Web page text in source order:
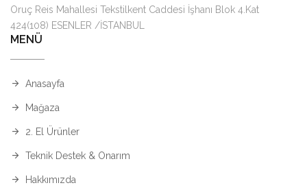
Oruç Reis Mahallesi Tekstilkent Caddesi İşhanı Blok 4.Kat
424(108) ESENLER /İSTANBUL
MENÜ
Anasayfa
Mağaza
2. El Ürünler
Teknik Destek & Onarım
Hakkımızda